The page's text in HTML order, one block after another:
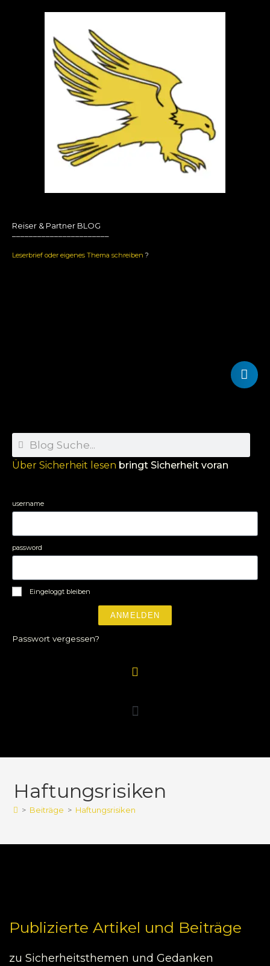
Reiser & Partner BLOG
Leserbrief oder eigenes Thema schreiben ?
Über Sicherheit lesen bringt Sicherheit voran
username
password
Eingeloggt bleiben
ANMELDEN
Passwort vergessen?
Haftungsrisiken
> Beiträge > Haftungsrisiken
Publizierte Artikel und Beiträge
zu Sicherheitsthemen und Gedanken